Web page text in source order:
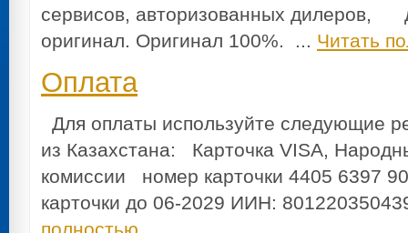
сервисов, авторизованных дилеров,
оригинал. Оригинал 100%. ... Читать
Оплата
Для оплаты используйте
из Казахстана: Карточка VISA,
комиссии номер карточки 4405 6397
карточки до 06-2029 ИИН: